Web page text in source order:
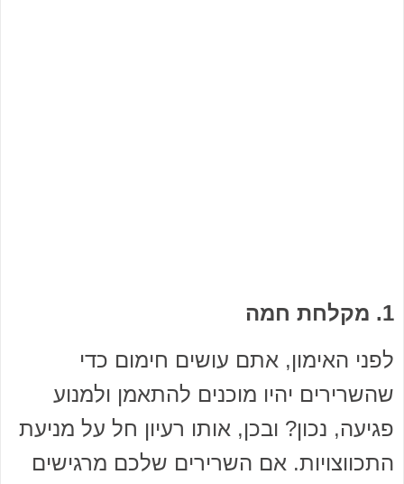
1. מקלחת חמה
לפני האימון, אתם עושים חימום כדי
שהשרירים יהיו מוכנים להתאמן ולמנוע
פגיעה, נכון? ובכן, אותו רעיון חל על מניעת
התכווצויות. אם השרירים שלכם מרגישים